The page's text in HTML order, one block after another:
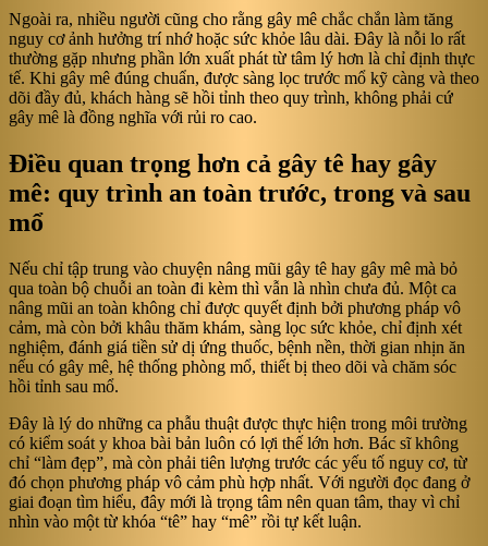
Ngoài ra, nhiều người cũng cho rằng gây mê chắc chắn làm tăng
nguy cơ ảnh hưởng trí nhớ hoặc sức khỏe lâu dài. Đây là nỗi lo rất
thường gặp nhưng phần lớn xuất phát từ tâm lý hơn là chỉ định thực
tế. Khi gây mê đúng chuẩn, được sàng lọc trước mổ kỹ càng và theo
dõi đầy đủ, khách hàng sẽ hồi tỉnh theo quy trình, không phải cứ
gây mê là đồng nghĩa với rủi ro cao.
Điều quan trọng hơn cả gây tê hay gây
mê: quy trình an toàn trước, trong và sau
mổ
Nếu chỉ tập trung vào chuyện nâng mũi gây tê hay gây mê mà bỏ
qua toàn bộ chuỗi an toàn đi kèm thì vẫn là nhìn chưa đủ. Một ca
nâng mũi an toàn không chỉ được quyết định bởi phương pháp vô
cảm, mà còn bởi khâu thăm khám, sàng lọc sức khỏe, chỉ định xét
nghiệm, đánh giá tiền sử dị ứng thuốc, bệnh nền, thời gian nhịn ăn
nếu có gây mê, hệ thống phòng mổ, thiết bị theo dõi và chăm sóc
hồi tỉnh sau mổ.
Đây là lý do những ca phẫu thuật được thực hiện trong môi trường
có kiểm soát y khoa bài bản luôn có lợi thế lớn hơn. Bác sĩ không
chỉ “làm đẹp”, mà còn phải tiên lượng trước các yếu tố nguy cơ, từ
đó chọn phương pháp vô cảm phù hợp nhất. Với người đọc đang ở
giai đoạn tìm hiểu, đây mới là trọng tâm nên quan tâm, thay vì chỉ
nhìn vào một từ khóa “tê” hay “mê” rồi tự kết luận.